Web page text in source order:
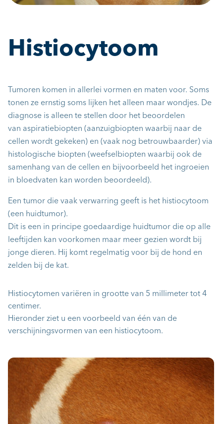
Histiocytoom
Tumoren komen in allerlei vormen en maten voor. Soms
tonen ze ernstig soms lijken het alleen maar wondjes. De
diagnose is alleen te stellen door het beoordelen
van aspiratiebiopten (aanzuigbiopten waarbij naar de
cellen wordt gekeken) en (vaak nog betrouwbaarder) via
histologische biopten (weefselbiopten waarbij ook de
samenhang van de cellen en bijvoorbeeld het ingroeien
in bloedvaten kan worden beoordeeld).
Een tumor die vaak verwarring geeft is het histiocytoom
(een huidtumor).
Dit is een in principe goedaardige huidtumor die op alle
leeftijden kan voorkomen maar meer gezien wordt bij
jonge dieren. Hij komt regelmatig voor bij de hond en
zelden bij de kat.
Histiocytomen variëren in grootte van 5 millimeter tot 4
centimer.
Hieronder ziet u een voorbeeld van één van de
verschijningsvormen van een histiocytoom.